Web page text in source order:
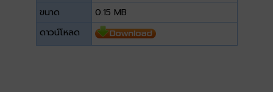
ขนาด
0.15 MB
ดาวน์โหลด